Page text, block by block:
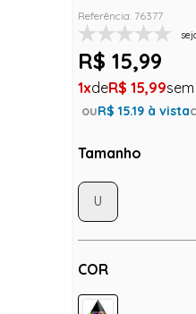
Referência: 76377
R$ 15,99
1 R$ 15,99
ouR$15.19 à vista
Tamanho
COR
U